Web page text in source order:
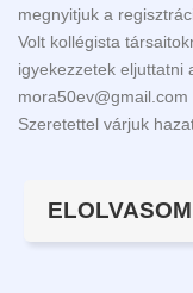
megnyitjuk a
Volt kollégista
igyekezzetek eljuttatni
Szeretettel várjuk
ELOLVASOM